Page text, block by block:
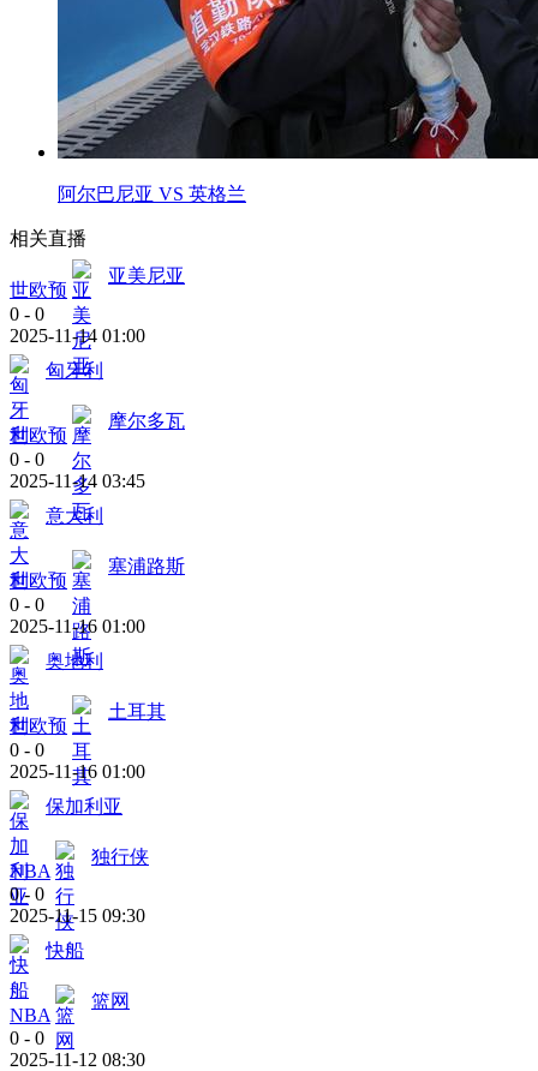
阿尔巴尼亚 VS 英格兰
相关直播
世欧预
亚美尼亚
0 - 0
2025-11-14 01:00
匈牙利
世欧预
摩尔多瓦
0 - 0
2025-11-14 03:45
意大利
世欧预
塞浦路斯
0 - 0
2025-11-16 01:00
奥地利
世欧预
土耳其
0 - 0
2025-11-16 01:00
保加利亚
NBA
独行侠
0 - 0
2025-11-15 09:30
快船
NBA
篮网
0 - 0
2025-11-12 08:30